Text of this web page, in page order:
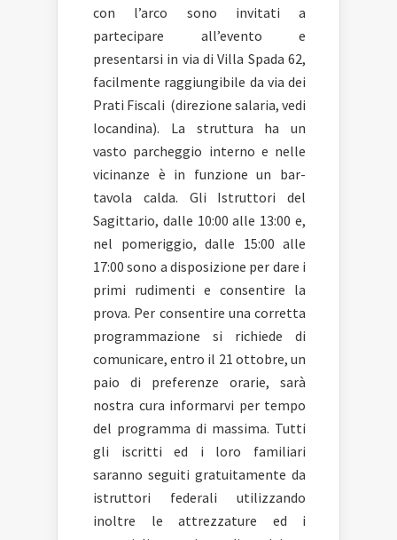
con l’arco sono invitati a
partecipare all’evento e
presentarsi in via di Villa Spada 62,
facilmente raggiungibile da via dei
Prati Fiscali (direzione salaria, vedi
locandina). La struttura ha un
vasto parcheggio interno e nelle
vicinanze è in funzione un bar-
tavola calda. Gli Istruttori del
Sagittario, dalle 10:00 alle 13:00 e,
nel pomeriggio, dalle 15:00 alle
17:00 sono a disposizione per dare i
primi rudimenti e consentire la
prova. Per consentire una corretta
programmazione si richiede di
comunicare, entro il 21 ottobre, un
paio di preferenze orarie, sarà
nostra cura informarvi per tempo
del programma di massima. Tutti
gli iscritti ed i loro familiari
saranno seguiti gratuitamente da
istruttori federali utilizzando
inoltre le attrezzature ed i